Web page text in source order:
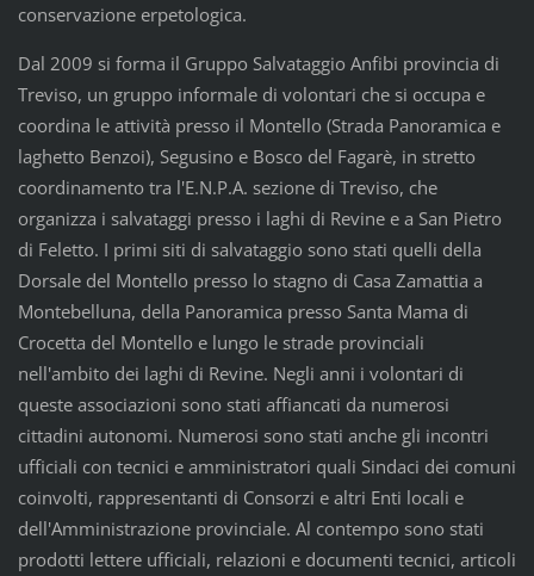
conservazione erpetologica.
Dal 2009 si forma il Gruppo Salvataggio Anfibi provincia di
Treviso, un gruppo informale di volontari che si occupa e
coordina le attività presso il Montello (Strada Panoramica e
laghetto Benzoi), Segusino e Bosco del Fagarè, in stretto
coordinamento tra l'E.N.P.A. sezione di Treviso, che
organizza i salvataggi presso i laghi di Revine e a San Pietro
di Feletto. I primi siti di salvataggio sono stati quelli della
Dorsale del Montello presso lo stagno di Casa Zamattia a
Montebelluna, della Panoramica presso Santa Mama di
Crocetta del Montello e lungo le strade provinciali
nell'ambito dei laghi di Revine. Negli anni i volontari di
queste associazioni sono stati affiancati da numerosi
cittadini autonomi. Numerosi sono stati anche gli incontri
ufficiali con tecnici e amministratori quali Sindaci dei comuni
coinvolti, rappresentanti di Consorzi e altri Enti locali e
dell'Amministrazione provinciale. Al contempo sono stati
prodotti lettere ufficiali, relazioni e documenti tecnici, articoli